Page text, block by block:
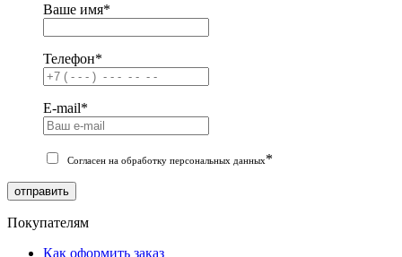
Ваше имя*
Телефон*
E-mail*
Согласен на обработку персональных данных*
отправить
Покупателям
Как оформить заказ